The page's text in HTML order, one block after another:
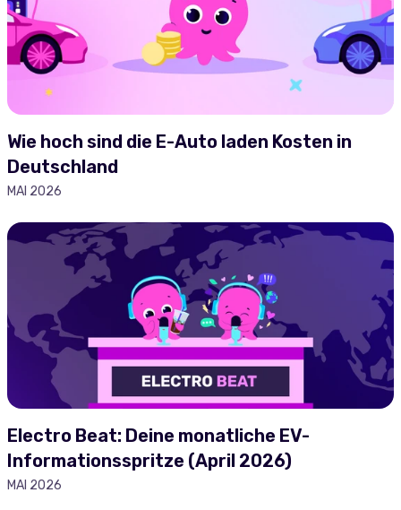
Wie hoch sind die E-Auto laden Kosten in
Deutschland
MAI 2026
Electro Beat: Deine monatliche EV-
Informationsspritze (April 2026)
MAI 2026